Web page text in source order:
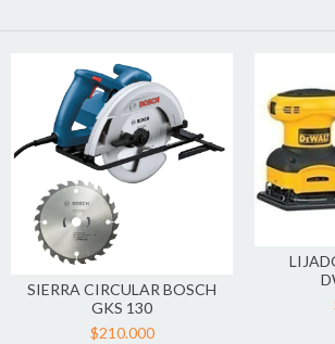
SIERRA CIRCULAR BOSCH
GKS 130
$210.000